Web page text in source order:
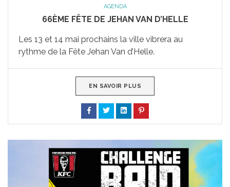
AGENDA
66ÈME FÊTE DE JEHAN VAN D’HELLE
Les 13 et 14 mai prochains la ville vibrera au
rythme de la Fête Jehan Van d’Helle.
EN SAVOIR PLUS